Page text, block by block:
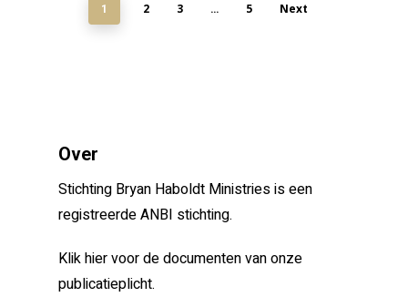
1 2 3 … 5 Next
Over
Stichting Bryan Haboldt Ministries is een
registreerde ANBI stichting.
Klik hier voor de documenten van onze
publicatieplicht.